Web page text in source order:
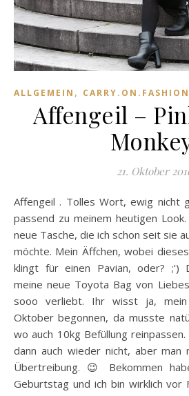
ALLGEMEIN , CARRY.ON.FASHION
Affengeil –
21. Oktober
Affengeil . Tolles Wort, ewig nicht gehört und sowas von
passend zu meinem heutigen
neue Tasche, die ich schon seit sie
möchte. Mein Äffchen, wobei
klingt für einen Pavian, oder? ;‘)
meine neue Toyota Bag von
sooo verliebt. Ihr wisst ja, mein
Oktober begonnen, da musste
wo auch 10kg Befüllung
dann auch wieder nicht, aber man
Übertreibung. 😉 Bekommen
Geburtstag und ich bin wirklich vor